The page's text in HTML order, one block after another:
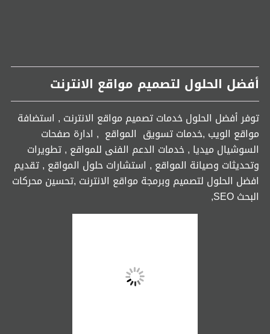
أفضل الحلول لتصميم مواقع الانترنت
توفر أفضل الحلول خدمات تصميم مواقع الانترنت , استضافة
مواقع الويب ,خدمات تسويق المواقع , ادارة صفحات
السوشيال ميديا , خدمات الدعم الفنى للمواقع , تطويرات
وتحديثات وصيانة المواقع , استشارات حلول المواقع , تقديم
افضل الحلول لتصميم وبرمجة مواقع الانترنت ,تحسين محركات
البحث SEO,